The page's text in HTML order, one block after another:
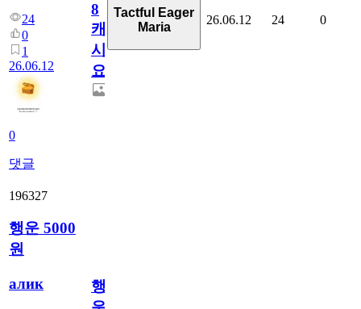
24
0
1
26.06.12
0
댓글
8
캐
시
요??
Tactful Eager
Maria
26.06.12 24 0
196327
행운 5000
원
алик
행